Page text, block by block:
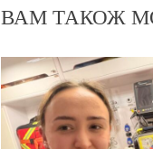
ВАМ ТАКОЖ